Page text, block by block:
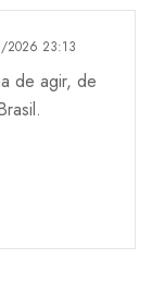
2026 23:13
de agir, de